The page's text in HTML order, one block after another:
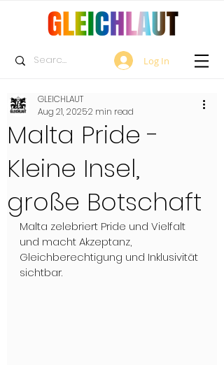
Log In
Malta Pride -
Kleine Insel,
große Botschaft
GLEICHLAUT
Aug 21, 20252 min read
Malta zelebriert Pride und Vielfalt
und macht Akzeptanz,
Gleichberechtigung und Inklusivität
sichtbar.